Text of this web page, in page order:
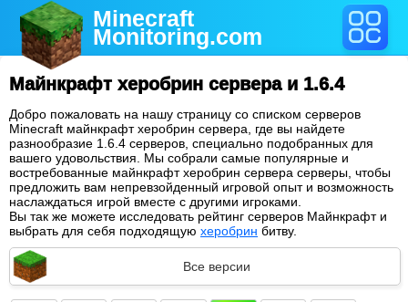
Minecraft
Monitoring.com
Майнкрафт херобрин сервера и 1.6.4
Добро пожаловать на нашу страницу со списком серверов
Minecraft майнкрафт херобрин сервера, где вы найдете
разнообразие 1.6.4 серверов, специально подобранных для
вашего удовольствия. Мы собрали самые популярные и
востребованные майнкрафт херобрин сервера серверы, чтобы
предложить вам непревзойденный игровой опыт и возможность
наслаждаться игрой вместе с другими игроками.
Вы так же можете исследовать рейтинг серверов Майнкрафт и
выбрать для себя подходящую херобрин битву.
Все версии